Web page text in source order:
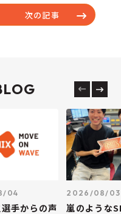
次の記事
04
手からの声
2026/08/03
嵐のような